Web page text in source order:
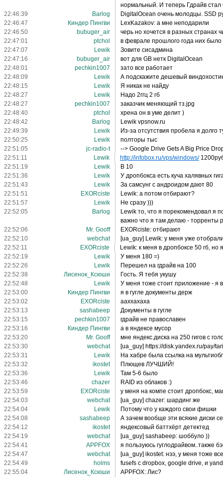
нормальный. И теперь Гдрайв
22:46:39
Barlog
DigitalOcean очень молодцы. SSD
22:46:47
Киндер Пингви
LexKazakov: а мне неподарили
22:46:50
bubuger_air
черь но хочется в разных странах
22:47:01
ptchol
в феврале прошлого года них было
22:47:07
Lewik
Зовите сисадмина
22:47:16
bubuger_air
вот для GB нетк DigitalOcean
22:48:01
pechkin1007
зато все работает
22:48:09
Lewik
А подскажите дешевый
22:48:15
Lewik
Я никак не найду
22:48:27
Lewik
Надо 2ггц 2 гб
22:48:27
pechkin1007
заказчик меняющий тз.jpg
22:48:40
ptchol
хрена он в уме делит )
22:48:42
Barlog
Lewik vpsnow.ru
22:49:39
Lewik
Из-за отсутствия пробела я долго
22:50:25
Lewik
полторы тыс
22:51:05
jc-radio-t
--> Google Drive Gets A Big Price
22:51:11
Lewik http://infobox.ru/vps/windows/
22:51:19
Lewik
В 10
22:51:36
Lewik
У дропбокса есть куча халявных
22:51:43
Lewik
За самсунг с андроидом дают 80
22:51:51
EXORciste
Lewik: а потом отбирают?
22:51:57
Lewik
Не сразу )))
22:52:05
Barlog
Lewik то, что я порекомендовал я
важно что я там делаю - торренты
22:52:06
Mr. Gooff
EXORciste: отбирают
22:52:10
webchat
[ua_guy] Lewik: у меня уже
22:52:11
EXORciste
Lewik: к меня в дропбоксе 50 гб, но
22:52:19
Lewik
У меня 180 =)
22:52:26
Lewik
Перешел на гдрайв на 100
22:52:38
Лисенок_Ксюши
Гость. Я тебя укушу
22:52:48
Lewik
У меня тоже стоит приложение - я
22:53:00
Киндер Пингви
я в гугле документы держ
22:53:02
EXORciste
ааххахаха
22:53:13
sashabeep
Документы в гугле
22:53:15
pechkin1007
гдрайв не православен
22:53:16
Киндер Пингви
а в яндексе мусор
22:53:20
Mr. Gooff
мне яндекс.диска на 250 гигов с
22:53:30
webchat
[ua_guy] https://disk.yandex.ru/pay/
22:53:31
Lewik
На хабре была ссылка на
22:53:32
ikostet
Плющев ЛУЧШИЙ!
22:53:36
Lewik
Там 5-6 было
22:53:46
chazer
RAID из облаков :)
22:53:59
EXORciste
у меня на компе стоит дропбокс,
22:54:03
webchat
[ua_guy] chazer: шардинг же
22:54:04
Lewik
Потому что у каждого свои фишки
22:54:08
sashabeep
А зачем вообще эти всякие диски
22:54:12
ikostet
яндексовый баттхёрт детектед
22:54:19
webchat
[ua_guy] sashabeep: шоббуло ))
22:54:41
APPFOX
я пользуюсь гуглодрайвом..также
22:54:47
webchat
[ua_guy] ikostet: нээ, у меня тоже
22:54:49
holms
fusefs с dropbox, google drive, и
22:55:04
Лисенок_Ксюши
APPFOX: Лис?